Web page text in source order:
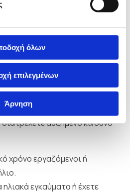
όλων
επιλεγμένων
Άρνηση
εμφανίσει καρκίνο του
από φυλή ή φύλο. Ωστόσο,
καρκίνο του δέρματος
ηλικία των 50 ετών, ο
πιο συχνός στις γυναίκες.
στους άνδρες.
μπορεί να αναπτύξει
αυξημένο κίνδυνο
χρόνο εργαζόμενοι ή
εγκαύματα ή έχετε